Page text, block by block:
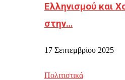
Ελληνισμού και
στην…
17 Σεπτεμβρίου 2025
Πολιτιστικά